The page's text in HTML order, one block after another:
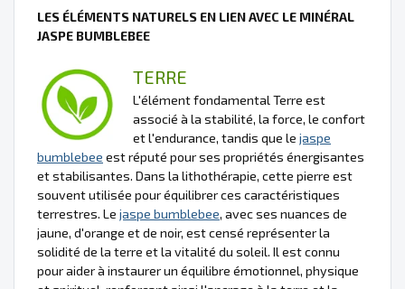
LES ÉLÉMENTS NATURELS EN LIEN AVEC LE MINÉRAL
JASPE BUMBLEBEE
TERRE
L'élément fondamental Terre est
associé à la stabilité, la force, le confort
et l'endurance, tandis que le jaspe
bumblebee est réputé pour ses propriétés énergisantes
et stabilisantes. Dans la lithothérapie, cette pierre est
souvent utilisée pour équilibrer ces caractéristiques
terrestres. Le jaspe bumblebee, avec ses nuances de
jaune, d'orange et de noir, est censé représenter la
solidité de la terre et la vitalité du soleil. Il est connu
pour aider à instaurer un équilibre émotionnel, physique